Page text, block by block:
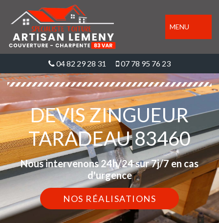
MENU
04 82 29 28 31 07 78 95 76 23
DEVIS ZINGUEUR
TARADEAU 83460
Nous intervenons 24h/24 sur 7j/7 en cas
d'urgence
NOS RÉALISATIONS